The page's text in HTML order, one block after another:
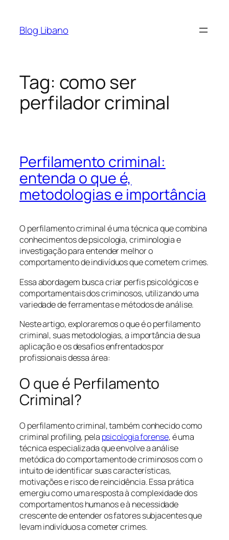
Blog Libano
Tag: como ser
perfilador criminal
Perfilamento criminal:
entenda o que é,
metodologias e importância
O perfilamento criminal é uma técnica que combina
conhecimentos de psicologia, criminologia e
investigação para entender melhor o
comportamento de indivíduos que cometem crimes.
Essa abordagem busca criar perfis psicológicos e
comportamentais dos criminosos, utilizando uma
variedade de ferramentas e métodos de análise.
Neste artigo, exploraremos o que é o perfilamento
criminal, suas metodologias, a importância de sua
aplicação e os desafios enfrentados por
profissionais dessa área:
O que é Perfilamento
Criminal?
O perfilamento criminal, também conhecido como
criminal profiling, pela psicologia forense, é uma
técnica especializada que envolve a análise
metódica do comportamento de criminosos com o
intuito de identificar suas características,
motivações e risco de reincidência. Essa prática
emergiu como uma resposta à complexidade dos
comportamentos humanos e à necessidade
crescente de entender os fatores subjacentes que
levam indivíduos a cometer crimes.